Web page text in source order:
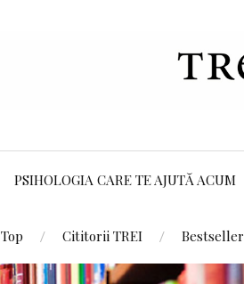
PSIHOLOGIA CARE TE AJUTĂ ACUM
Top Cititorii TREI Bestseller